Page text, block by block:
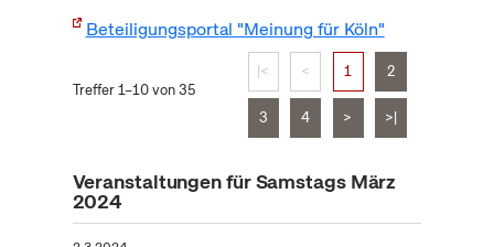
Beteiligungsportal "Meinung für Köln"
Treffer 1–10 von 35
|< < 1 2
3 4 > >|
Veranstaltungen für Samstags März
2024